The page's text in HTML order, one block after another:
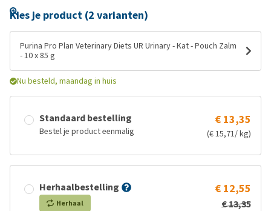
Kies je product (2 varianten)
Purina Pro Plan Veterinary Diets UR Urinary - Kat - Pouch Zalm
- 10 x 85 g
Nu besteld, maandag in huis
Standaard bestelling
Bestel je product eenmalig
€ 13,35
(€ 15,71/ kg)
Herhaalbestelling
Herhaal
€ 12,55
€ 13,35